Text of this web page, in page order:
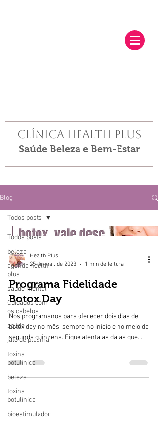
Clínica Health Plus
Saúde Beleza e Bem-Estar
Blog
Todos posts
beleza
agenda health
plus
saúde mental
Cuidados com
os cabelos
saúde
jato de plasma
toxina
botulínica
beleza
toxina
botulínica
bioestimulador
Todos posts
Health Plus
25 de mai. de 2023
1 min de leitura
Programa Fidelidade
Botox Day
Nos programanos para oferecer dois dias de
botox day no mês, sempre no inicio e no meio da
segunda quinzena. Fique atenta as datas que...